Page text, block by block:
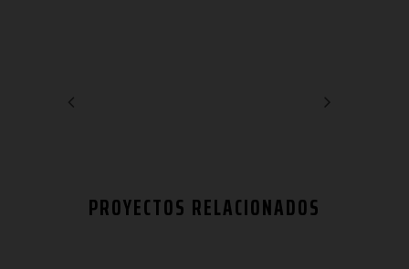
PROYECTOS RELACIONADOS